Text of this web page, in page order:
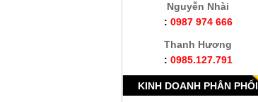
Nguyễn Nhài
: 0987 974 666
Thanh Hương
: 0985.127.791
KINH DOANH PHÂN PHỐI